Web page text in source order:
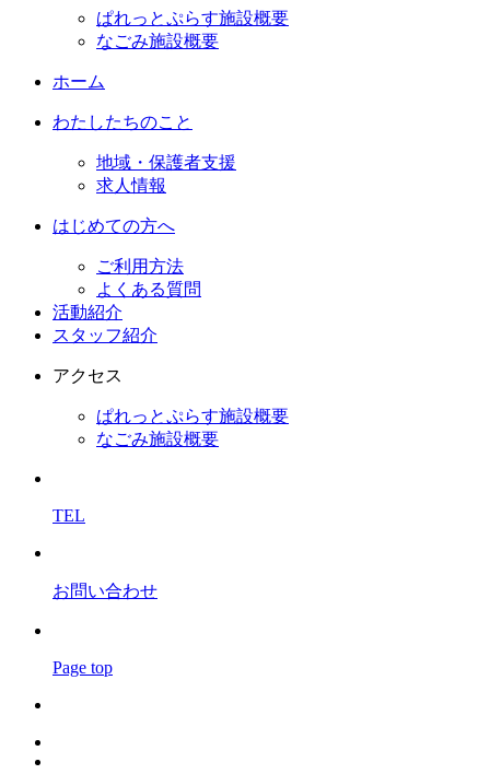
ぱれっとぷらす施設概要
なごみ施設概要
ホーム
わたしたちのこと
地域・保護者支援
求人情報
はじめての方へ
ご利用方法
よくある質問
活動紹介
スタッフ紹介
アクセス
ぱれっとぷらす施設概要
なごみ施設概要
TEL
お問い合わせ
Page top